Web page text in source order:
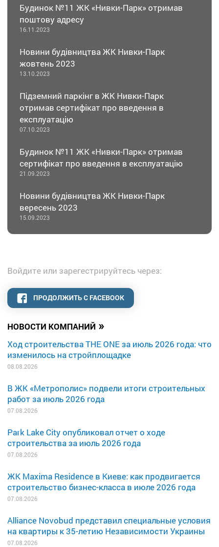
НОВОСТИ КОМПАНИЙ »
Ход строительства THE ONE за июль 2026 года: что
изменилось на стройплощадке
08.08.2026
В ЖК «Метрополис» подвели итоги строительных
работ за июль 2026 года
07.08.2026
Park Lake City опубликовал отчет о ходе
строительства за июль 2026 года
07.08.2026
ЖК Maxima Residence в Киеве: как продвигается
строительство бизнес-класса в июле 2026 года
07.08.2026
Alliance Novobud представил специальные условия
на квартиры к 35-летию Независимости Украины
07.08.2026
Будинок №11 ЖК «Нивки-Парк» отримав
поштову адресу
16.11.2023
Новини будівництва ЖК Нивки-Парк
жовтень 2023
13.10.2023
Підземний паркінг в ЖК Нивки-Парк
отримав сертифікат про введення в
експлуатацію
07.10.2023
Будинок №11 ЖК «Нивки-Парк» отримав
сертифікат про введення в експлуатацію
21.09.2023
Новини будівництва ЖК Нивки-Парк
вересень 2023
15.09.2023
Войдите или зарегестрируйтесь через:
ПРОДОЛЖИТЬ С FACEBOOK